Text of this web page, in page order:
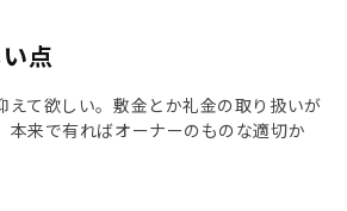
点
えて欲しい。敷金とか礼金の取り扱いが
本来で有ればオーナーのものな適切か